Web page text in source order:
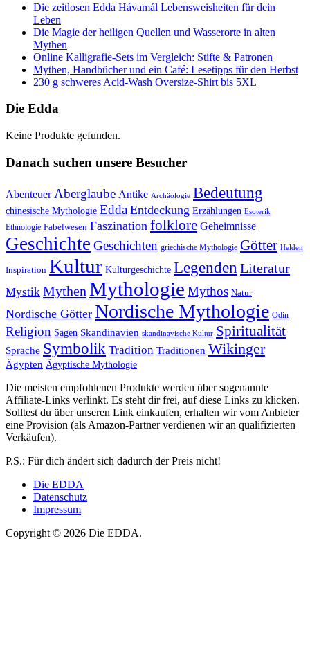
Die zeitlosen Edda Hávamál Lebensweisheiten für dein
Leben
Die Magie der heiligen Quellen und Wasserorte in alten
Mythen
Online Kalligrafie‑Sets im Vergleich: Stifte & Patronen
Mythen, Handbücher und ein Café: Lesetipps für den Herbst
230 g schweres Acid-Wash Oversize-Shirt bis 5XL
Die Edda
Keine Produkte gefunden.
Danach suchen unsere Besucher
Abenteuer Aberglaube Antike Archäologie Bedeutung
chinesische Mythologie Edda Entdeckung Erzählungen Esoterik
Ethnologie Fabelwesen Faszination folklore Geheimnisse
Geschichte Geschichten griechische Mythologie Götter Helden
Inspiration Kultur Kulturgeschichte Legenden Literatur
Mystik Mythen Mythologie Mythos Natur
Nordische Götter Nordische Mythologie Odin
Religion Sagen Skandinavien skandinavische Kultur Spiritualität
Sprache Symbolik Tradition Traditionen Wikinger
Ägypten Ägyptische Mythologie
Die meisten empfohlenen Produkte werden über sogenannte
Affiliate-Links verlinkt. Es steht dir frei, auf diese Links zu klicken.
Solltest du über unseren Link einkaufen, erhalten wir vom Anbieter
eine Provision (als Amazon-Partner verdienen wir an qualifizierten
Verkäufen).
P.S.: Für dich ändert sich dadurch der Preis nicht!
Die EDDA
Datenschutz
Impressum
Copyright © 2026 Die EDDA.